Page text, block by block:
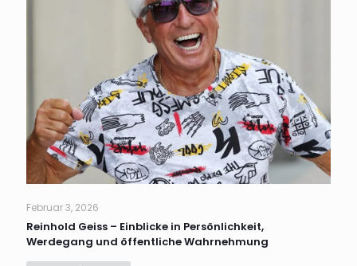
Februar 3, 2026
Reinhold Geiss – Einblicke in Persönlichkeit,
Werdegang und öffentliche Wahrnehmung